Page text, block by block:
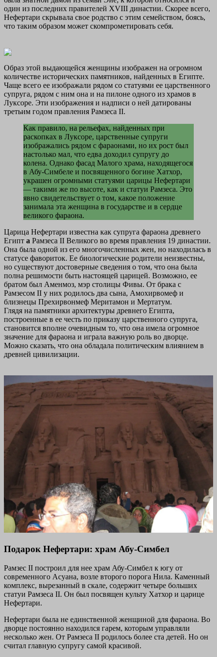
один из последних правителей XVIII династии. Скорее всего,
Нефертари скрывала свое родство с этим семейством, боясь,
что таким образом может скомпрометировать себя.
Образ этой выдающейся женщины изображен на огромном
количестве исторических памятников, найденных в Египте.
Чаще всего ее изображали рядом со статуями ее царственного
супруга, рядом с ним она и на пилоне одного из храмов в
Луксоре. Эти изображения и надписи о ней датированы
третьим годом правления Рамзеса II.
Как правило, на рельефах, найденных при
раскопках в Луксоре, царственные супруги
изображались рядом с фараонами, но их рост был
настолько мал, что едва доходил супругу до
колена. Однако фасад Малого храма, находящегося
в Абу-Симбеле и посвященного богине Хатхор,
украшен огромными статуями царицы Нефертари
— такими же по высоте, как и статуи Рамзеса. Это
явно свидетельствует о том, какое положение
занимала эта женщина в государстве и в сердце
великого фараона.
Царица Нефертари известна как супруга фараона древнего
Египт а Рамзеса II Великого во время правления 19 династии.
Она была одной из его многочисленных жен, но находилась в
статусе фавориток. Ее биологические родители неизвестны,
но существуют достоверные сведения о том, что она была
полна решимости быть настоящей царицей. Возможно, ее
братом был Аменмоз, мэр столицы Фивы. От брака с
Рамзесом II у них родилось два сына, Амохирвомеф и
близнецы Прехирвонмеф Меритамон и Мертатум.
Глядя на памятники архитектуры древнего Египта,
построенные в ее честь по приказу царственного супруга,
становится вполне очевидным то, что она имела огромное
значение для фараона и играла важную роль во дворце.
Можно сказать, что она обладала политическим влиянием в
древней цивилизации.
Подарок Нефертари: храм Абу-Симбел
Рамзес II построил для нее храм Абу-Симбел к югу от
современного Асуана, возле второго порога Нила. Каменный
комплекс, вырезанный в скале, содержит четыре больших
статуи Рамзеса II. Он был посвящен культу Хатхор и царице
Нефертари.
Нефертари была не единственной женщиной для фараона. Во
дворце постоянно находился гарем, которым управляли
несколько жен. От Рамзеса II родилось более ста детей. Но он
считал главную супругу самой красивой.